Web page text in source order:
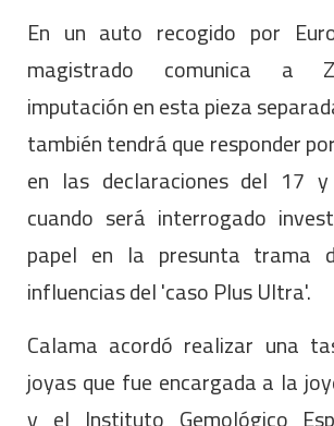
En un auto recogido por
magistrado comunica a
imputación en esta pieza
también tendrá que responder
en las declaraciones del 17
cuando será interrogado
papel en la presunta trama
influencias del 'caso Plus Ultra'.
Calama acordó realizar una
joyas que fue encargada a la